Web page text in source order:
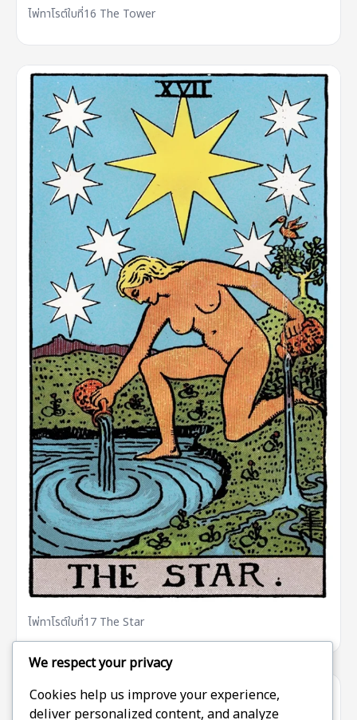
ไพ่ทาโรต์ใบที่16 The Tower
ไพ่ทาโรต์ใบที่17 The Star
ไพ่ทาโรต์ใบที่18 The Moon
We respect your privacy
Cookies help us improve your experience,
deliver personalized content, and analyze